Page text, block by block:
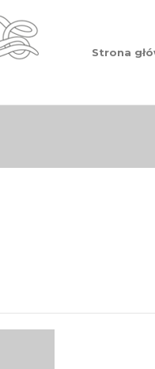
Strona